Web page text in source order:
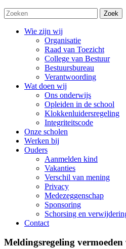
Zoek
Wie zijn wij
Organisatie
Raad van Toezicht
College van Bestuur
Bestuursbureau
Verantwoording
Wat doen wij
Ons onderwijs
Opleiden in de school
Klokkenluidersregeling
Integriteitscode
Onze scholen
Werken bij
Ouders
Aanmelden kind
Vakanties
Verschil van mening
Privacy
Medezeggenschap
Sponsoring
Schorsing en
Contact
Meldingsregeling vermoeden